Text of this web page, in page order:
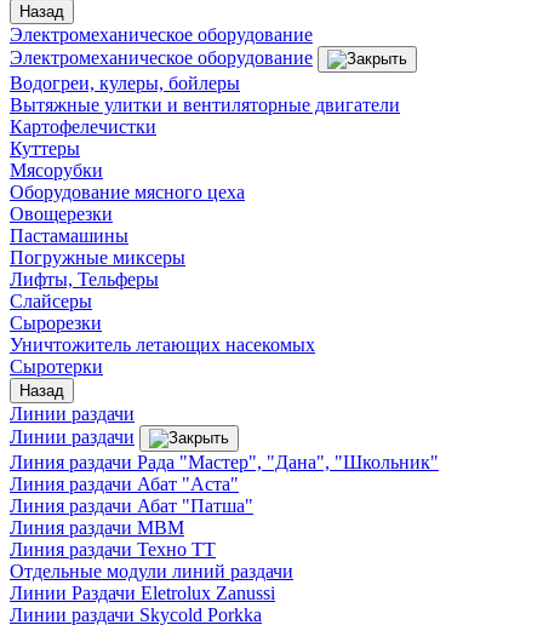
Назад
Электромеханическое оборудование
Электромеханическое оборудование
Водогреи, кулеры, бойлеры
Вытяжные улитки и вентиляторные двигатели
Картофелечистки
Куттеры
Мясорубки
Оборудование мясного цеха
Овощерезки
Пастамашины
Погружные миксеры
Лифты, Тельферы
Слайсеры
Сырорезки
Уничтожитель летающих насекомых
Сыротерки
Назад
Линии раздачи
Линии раздачи
Линия раздачи Рада "Мастер", "Дана", "Школьник"
Линия раздачи Абат "Аста"
Линия раздачи Абат "Патша"
Линия раздачи МВМ
Линия раздачи Техно ТТ
Отдельные модули линий раздачи
Линии Раздачи Eletrolux Zanussi
Линии раздачи Skycold Porkka